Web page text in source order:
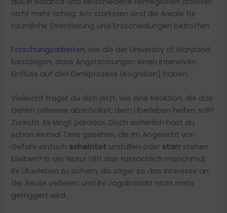
nicht mehr richtig. Am stärksten sind die Areale für
räumliche Orientierung und Entscheidungen betroffen.
Forschungsarbeiten, wie die der University of Maryland
bestätigen, dass Angststörungen einen intensiven
Einfluss auf den Denkprozess (Kognition) haben.
Vielleicht fragst du dich jetzt, wie eine Reaktion, die das
Gehirn teilweise abschaltet, dem Überleben helfen soll?
Zurecht. Es klingt paradox. Doch sicherlich hast du
schon einmal Tiere gesehen, die im Angesicht von
Gefahr einfach scheintot umfallen oder starr stehen
bleiben? In der Natur hilft das tatsächlich manchmal,
ihr Überleben zu sichern, da Jäger so das Interesse an
der Beute verlieren und ihr Jagdinstinkt nicht mehr
getriggert wird.